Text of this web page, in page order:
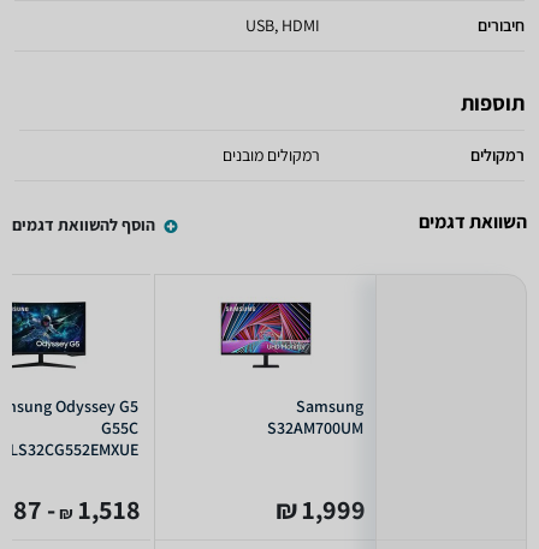
חיבורים USB, HDMI
תוספות
רמקולים רמקולים מובנים
השוואת דגמים הוסף להשוואת דגמים
Samsung
S32AM700UM
1,999 ₪
Odyssey G5
G55C
LS32CG552EMXUE
1,518
₪
- 987